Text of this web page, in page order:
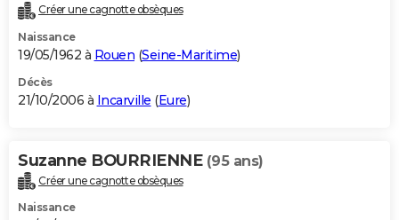
Créer une cagnotte obsèques
Naissance
19/05/1962 à Rouen (Seine-Maritime)
Décès
21/10/2006 à Incarville (Eure)
Suzanne BOURRIENNE (95 ans)
Créer une cagnotte obsèques
Naissance